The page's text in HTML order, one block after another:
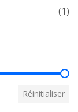
(1)
Réinitialiser